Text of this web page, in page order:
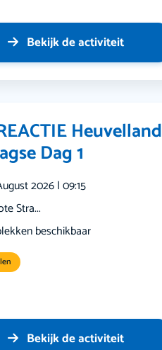
Bekijk de activiteit
Heuvelland
Dag 1
2026 | 09:15
Stra...
beschikbaar
Bekijk de activiteit